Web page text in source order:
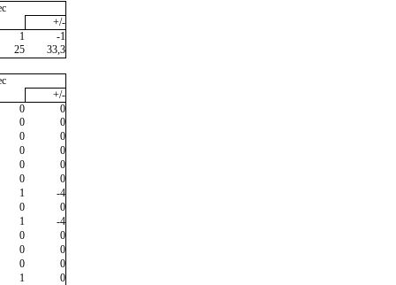
+/-
1
-1
25
33,3
+/-
0
0
0
0
0
0
0
0
0
0
0
0
1
-4
0
0
1
-4
0
0
0
0
0
0
1
0